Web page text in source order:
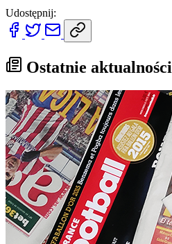
Udostępnij:
Ostatnie aktualności